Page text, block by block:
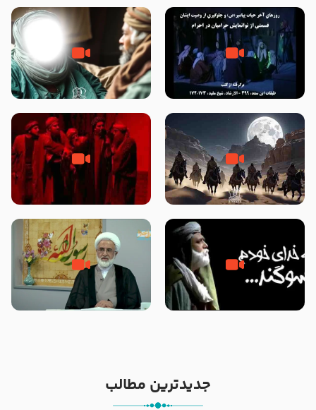
روزهای آخر حیات پیامبر اکرم صلی
الله علیه و آله – قسمتی از
وصیتی که نوشته نشد (حدیث
قرطاس)
‌‌‌‌‌‌‌داستان ترور نافرجام رسول خدا
صلی الله علیه و آله – شهادت
قسمتی از نوا نمایش بیرق ماندگار
بیان توطئه های منافقین پیش از
خطبه حضرت سلمان سه روز پس از
شهادت پیامبر اکرم صلی الله علیه
مادر داعش – حجت الاسلام جباری
جدیدترین مطالب